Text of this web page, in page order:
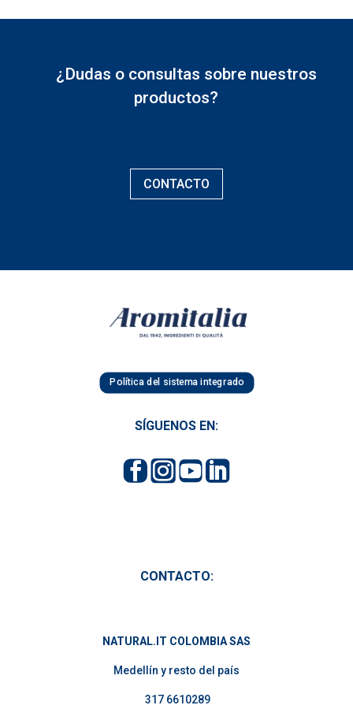
¿Dudas o consultas sobre nuestros
productos?
CONTACTO
Política del sistema integrado
SÍGUENOS EN:
CONTACTO:
NATURAL.IT COLOMBIA SAS
Medellín y resto del país
317 6610289